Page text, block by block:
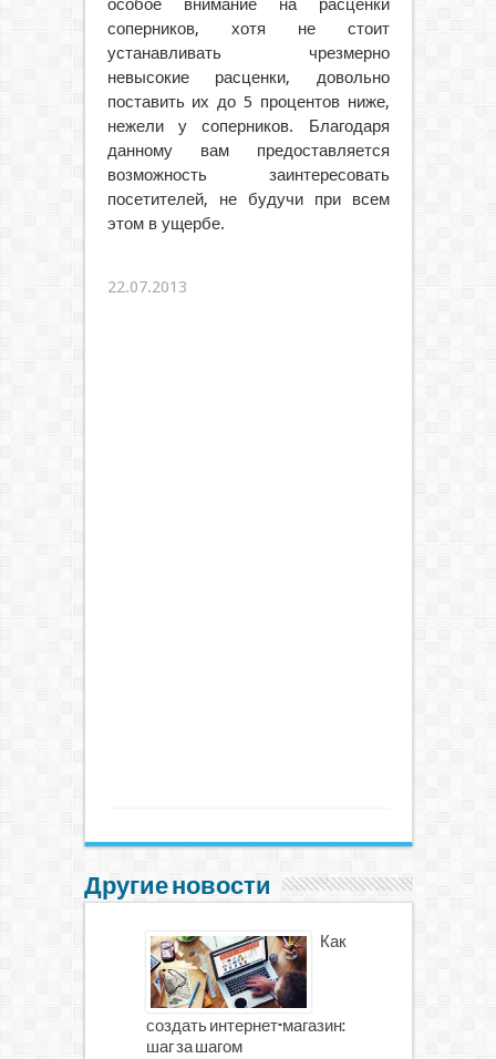
особое внимание на расценки
соперников, хотя не стоит
устанавливать чрезмерно
невысокие расценки, довольно
поставить их до 5 процентов ниже,
нежели у соперников. Благодаря
данному вам предоставляется
возможность заинтересовать
посетителей, не будучи при всем
этом в ущербе.
22.07.2013
Другие новости
Как
создать интернет-магазин:
шаг за шагом